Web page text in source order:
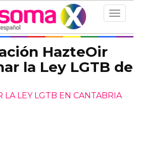
Toggle
HazteOir
la Ley LGTB de
LA LEY LGTB EN CANTABRIA